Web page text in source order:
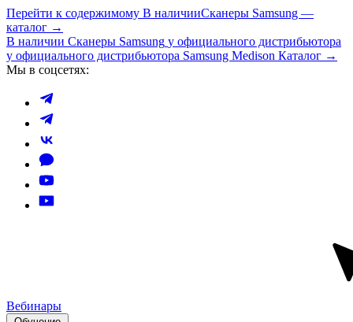
Перейти к содержимому В наличииСканеры Samsung —
каталог →
В наличии Сканеры Samsung у официального дистрибьютора
у официального дистрибьютора Samsung Medison Каталог →
Мы в соцсетях:
Вебинары